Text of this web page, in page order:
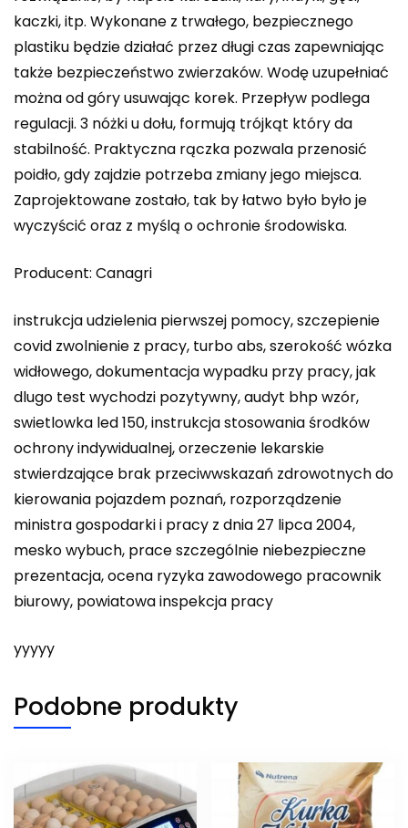
kaczki, itp. Wykonane z trwałego, bezpiecznego
plastiku będzie działać przez długi czas zapewniając
także bezpieczeństwo zwierzaków. Wodę uzupełniać
można od góry usuwając korek. Przepływ podlega
regulacji. 3 nóżki u dołu, formują trójkąt który da
stabilność. Praktyczna rączka pozwala przenosić
poidło, gdy zajdzie potrzeba zmiany jego miejsca.
Zaprojektowane zostało, tak by łatwo było było je
wyczyścić oraz z myślą o ochronie środowiska.
Producent: Canagri
instrukcja udzielenia pierwszej pomocy, szczepienie
covid zwolnienie z pracy, turbo abs, szerokość wózka
widłowego, dokumentacja wypadku przy pracy, jak
dlugo test wychodzi pozytywny, audyt bhp wzór,
swietlowka led 150, instrukcja stosowania środków
ochrony indywidualnej, orzeczenie lekarskie
stwierdzające brak przeciwwskazań zdrowotnych do
kierowania pojazdem poznań, rozporządzenie
ministra gospodarki i pracy z dnia 27 lipca 2004,
mesko wybuch, prace szczególnie niebezpieczne
prezentacja, ocena ryzyka zawodowego pracownik
biurowy, powiatowa inspekcja pracy
yyyyy
Podobne produkty